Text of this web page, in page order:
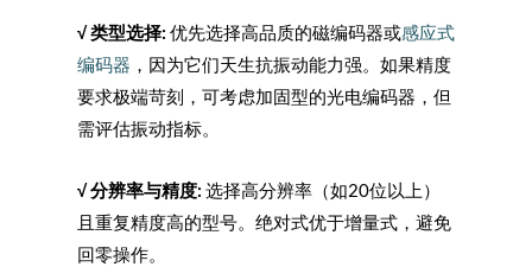
√类型选择: 优先选择高品质的磁编码器或感应式
编码器 ，因为它们天生抗振动能力强。如果精度
要求极端苛刻，可考虑加固型的光电编码器，但
需评估振动指标。
√分辨率与精度: 选择高分辨率（如20位以上）
且重复精度高的型号。绝对式优于增量式，避免
回零操作。